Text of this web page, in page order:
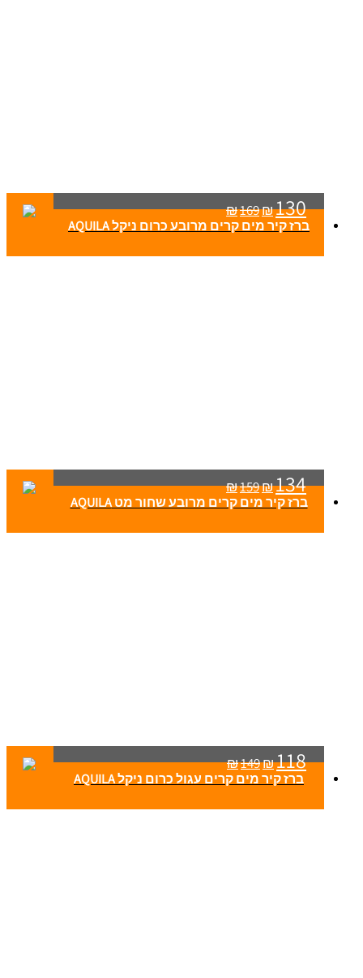
₪169₪130
ברז קיר מים קרים מרובע כרום ניקל AQUILA
₪159₪134
ברז קיר מים קרים מרובע שחור מט AQUILA
₪149₪118
ברז קיר מים קרים עגול כרום ניקל AQUILA